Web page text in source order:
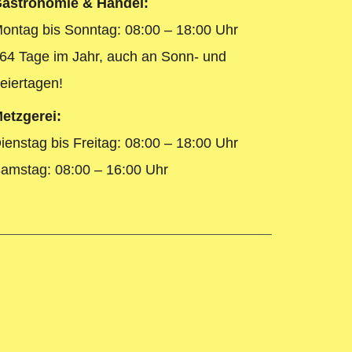
& Handel:
bis Sonntag: 08:00 – 18:00 Uhr
Tage im Jahr, auch an Sonn- und
bis Freitag: 08:00 – 18:00 Uhr
08:00 – 16:00 Uhr